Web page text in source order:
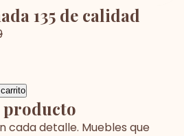
135 de calidad
cada detalle. Muebles que